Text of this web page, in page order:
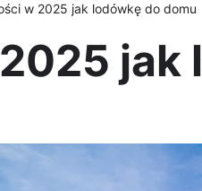
w 2025 jak lodówkę do domu
jak